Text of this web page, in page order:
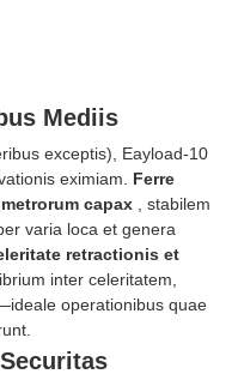
Mediis
exceptis), Eayload-10
eximiam. Ferre
capax , stabilem
varia loca et genera
retractionis et
inter celeritatem,
operationibus quae